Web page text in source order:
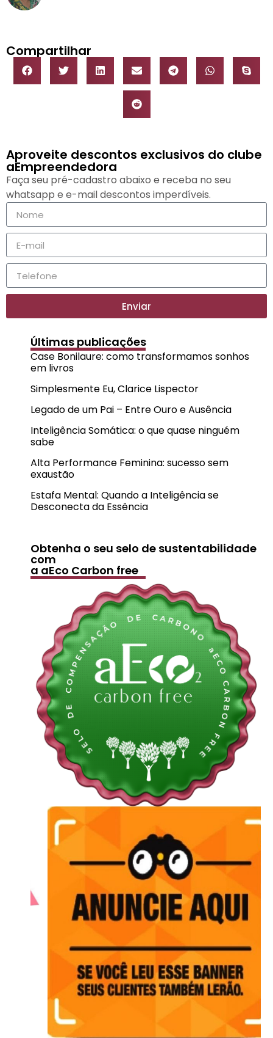
Compartilhar
Aproveite descontos exclusivos do clube
aEmpreendedora
Faça seu pré-cadastro abaixo e receba no seu
whatsapp e e-mail descontos imperdíveis.
Enviar
Últimas publicações
Case Bonilaure: como transformamos sonhos
em livros
Simplesmente Eu, Clarice Lispector
Legado de um Pai – Entre Ouro e Ausência
Inteligência Somática: o que quase ninguém
sabe
Alta Performance Feminina: sucesso sem
exaustão
Estafa Mental: Quando a Inteligência se
Desconecta da Essência
Obtenha o seu selo de sustentabilidade
com
a aEco Carbon free